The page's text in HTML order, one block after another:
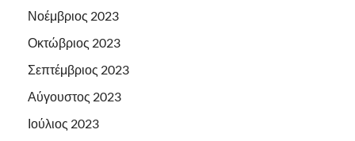
Νοέμβριος 2023
Οκτώβριος 2023
Σεπτέμβριος 2023
Αύγουστος 2023
Ιούλιος 2023